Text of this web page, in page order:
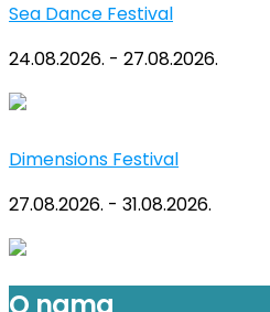
Sea Dance Festival
24.08.2026. - 27.08.2026.
Dimensions Festival
27.08.2026. - 31.08.2026.